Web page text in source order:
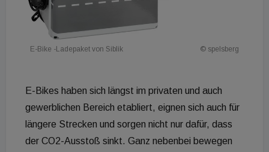
E-Bike -Ladepaket von Siblik © spelsberg
E-Bikes haben sich längst im privaten und auch
gewerblichen Bereich etabliert, eignen sich auch für
längere Strecken und sorgen nicht nur dafür, dass
der CO2-Ausstoß sinkt. Ganz nebenbei bewegen